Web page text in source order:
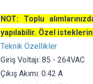
NOT: Toplu
yapılabilir. Özel
Teknik Özellikler
Giriş Voltajı: 85 - 264VAC
Çıkış Akımı: 0.42 A